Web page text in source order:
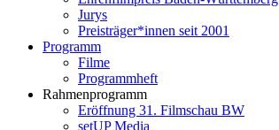
Jurys
Preisträger*innen seit 2001
Programm
Filme
Programmheft
Rahmenprogramm
Eröffnung 31. Filmschau BW
setUP Media